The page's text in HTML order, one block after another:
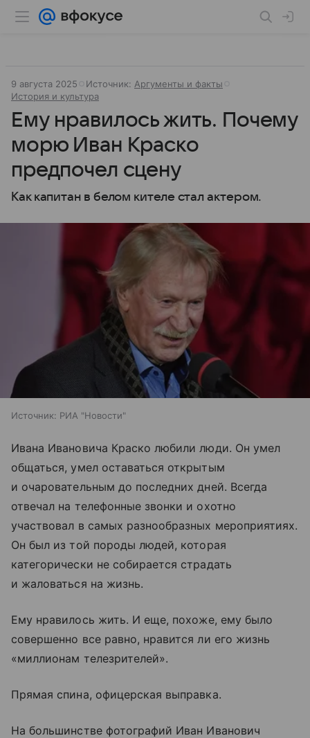
9 августа 2025 Источник: Аргументы и факты
История и культура
Ему нравилось жить. Почему
морю Иван Краско
предпочел сцену
Как капитан в белом кителе стал актером.
Источник: РИА "Новости"
Ивана Ивановича Краско любили люди. Он умел
общаться, умел оставаться открытым
и очаровательным до последних дней. Всегда
отвечал на телефонные звонки и охотно
участвовал в самых разнообразных мероприятиях.
Он был из той породы людей, которая
категорически не собирается страдать
и жаловаться на жизнь.
Ему нравилось жить. И еще, похоже, ему было
совершенно все равно, нравится ли его жизнь
«миллионам телезрителей».
Прямая спина, офицерская выправка.
На большинстве фотографий Иван Иванович